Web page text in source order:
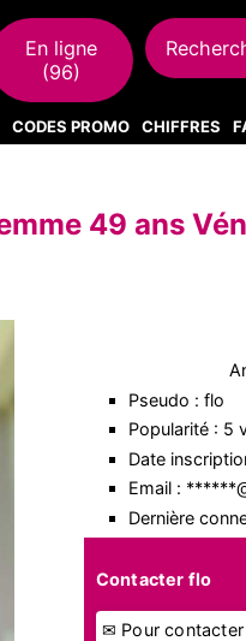
En ligne
(96)
CODES PROMO CHIFFRES
49 ans
Pseudo : flo
Popularité : 5
Date
Email :
Dernière
Contacter flo
✉ Pour